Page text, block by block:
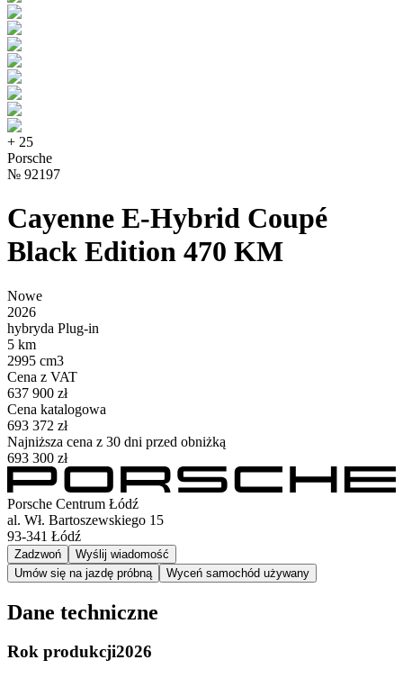
+ 25
Porsche
№ 92197
Cayenne E-Hybrid Coupé
Black Edition 470 KM
Nowe
2026
hybryda Plug-in
5 km
2995 cm3
Cena z VAT
637 900 zł
Cena katalogowa
693 372 zł
Najniższa cena z 30 dni przed obniżką
693 300 zł
Porsche Centrum Łódź
al. Wł. Bartoszewskiego 15
93-341 Łódź
Zadzwoń
Wyślij wiadomość
Umów się na jazdę próbną
Wyceń samochód używany
Dane techniczne
Rok produkcji2026